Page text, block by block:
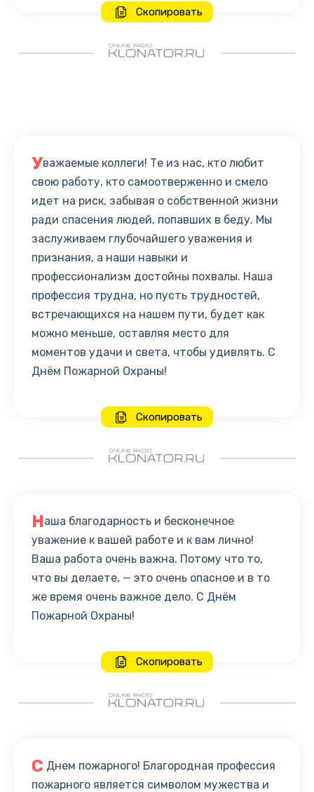
Скопировать
Уважаемые коллеги! Те из нас, кто любит
свою работу, кто самоотверженно и смело
идет на риск, забывая о собственной жизни
ради спасения людей, попавших в беду. Мы
заслуживаем глубочайшего уважения и
признания, а наши навыки и
профессионализм достойны похвалы. Наша
профессия трудна, но пусть трудностей,
встречающихся на нашем пути, будет как
можно меньше, оставляя место для
моментов удачи и света, чтобы удивлять. С
Днём Пожарной Охраны!
Скопировать
Наша благодарность и бесконечное
уважение к вашей работе и к вам лично!
Ваша работа очень важна. Потому что то,
что вы делаете, — это очень опасное и в то
же время очень важное дело. С Днём
Пожарной Охраны!
Скопировать
С Днем пожарного! Благородная профессия
пожарного является символом мужества и